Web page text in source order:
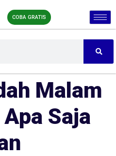
COBA GRATIS
Malam
Saja